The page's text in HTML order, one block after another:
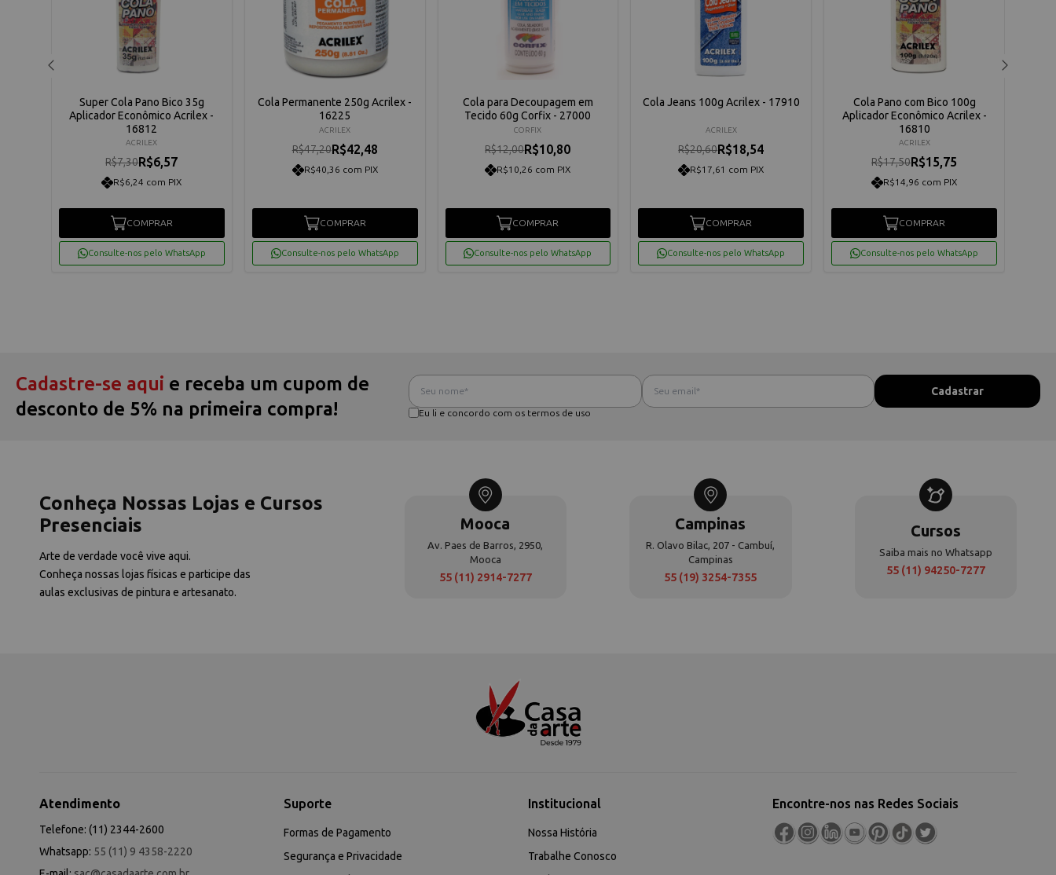
Super Cola Pano Bico 35g
Aplicador Econômico Acrilex -
16812
ACRILEX
R$7,30R$6,57
R$6,24 com PIX
COMPRAR
Consulte-nos pelo WhatsApp
Cola Permanente 250g Acrilex -
16225
ACRILEX
R$47,20R$42,48
R$40,36 com PIX
COMPRAR
Consulte-nos pelo WhatsApp
Cola para Decoupagem em
Tecido 60g Corfix - 27000
CORFIX
R$12,00R$10,80
R$10,26 com PIX
COMPRAR
Consulte-nos pelo WhatsApp
Cola Jeans 100g Acrilex - 17910
ACRILEX
R$20,60R$18,54
R$17,61 com PIX
COMPRAR
Consulte-nos pelo WhatsApp
Cola Pano com Bico 100g
Aplicador Econômico Acrilex -
16810
ACRILEX
R$17,50R$15,75
R$14,96 com PIX
COMPRAR
Consulte-nos pelo WhatsApp
Cadastre-se aqui e receba um cupom de
desconto de 5% na primeira compra!
Eu li e concordo com os termos de uso
Conheça Nossas Lojas e Cursos
Presenciais
Arte de verdade você vive aqui.
Conheça nossas lojas físicas e participe das
aulas exclusivas de pintura e artesanato.
Mooca
Av. Paes de Barros, 2950,
Mooca
55 (11) 2914-7277
Campinas
R. Olavo Bilac, 207 - Cambuí,
Campinas
55 (19) 3254-7355
Cursos
Saiba mais no Whatsapp
55 (11) 94250-7277
Atendimento
Telefone: (11) 2344-2600
Whatsapp: 55 (11) 9 4358-2220
Suporte
Formas de Pagamento
Segurança e Privacidade
Institucional
Nossa História
Trabalhe Conosco
Encontre-nos nas Redes Sociais